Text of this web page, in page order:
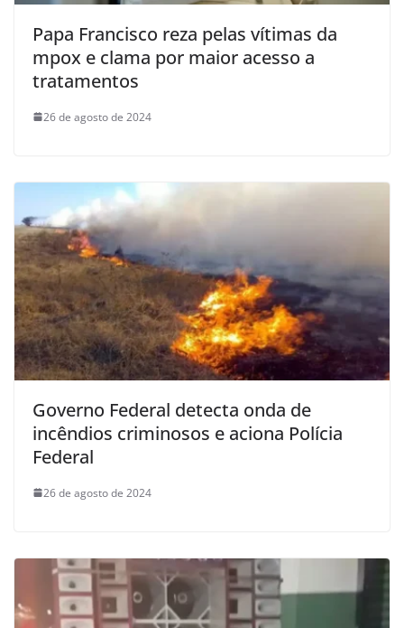
Papa Francisco reza pelas vítimas da
mpox e clama por maior acesso a
tratamentos
26 de agosto de 2024
Governo Federal detecta onda de
incêndios criminosos e aciona Polícia
Federal
26 de agosto de 2024